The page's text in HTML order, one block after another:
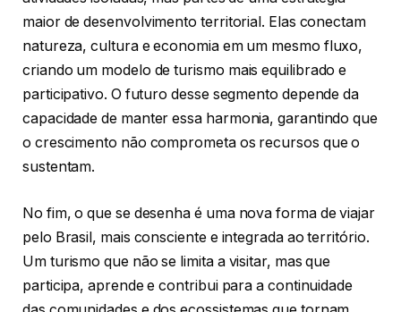
maior de desenvolvimento territorial. Elas conectam
natureza, cultura e economia em um mesmo fluxo,
criando um modelo de turismo mais equilibrado e
participativo. O futuro desse segmento depende da
capacidade de manter essa harmonia, garantindo que
o crescimento não comprometa os recursos que o
sustentam.
No fim, o que se desenha é uma nova forma de viajar
pelo Brasil, mais consciente e integrada ao território.
Um turismo que não se limita a visitar, mas que
participa, aprende e contribui para a continuidade